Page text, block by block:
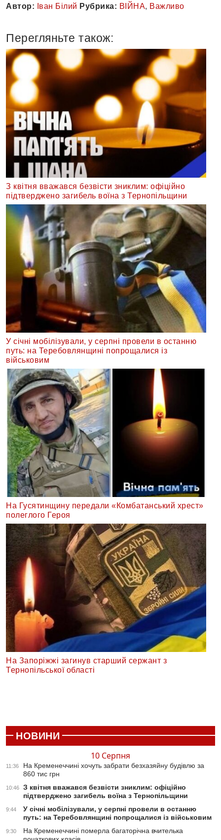
Автор: Іван Білий Рубрика: ВІЙНА, Важливо
Перегляньте також:
З квітня вважався безвісти зниклим: офіційно
підтверджено загибель воїна з Тернопільщини
У січні мобілізували, у серпні провели в останню
путь: на Теребовлянщині попрощалися із
військовим
На Гусятинщину передали «Комбатанський хрест»
полеглого Героя
На Запоріжжі загинув старший сержант з
Тернопільської області
НОВИНИ
10 Серпня
11:36
На Кременеччині хочуть забрати безхазяйну будівлю за
860 тис грн
10:46
З квітня вважався безвісти зниклим: офіційно
підтверджено загибель воїна з Тернопільщини
9:44
У січні мобілізували, у серпні провели в останню
путь: на Теребовлянщині попрощалися із військовим
9:30
На Кременеччині померла багаторічна вчителька